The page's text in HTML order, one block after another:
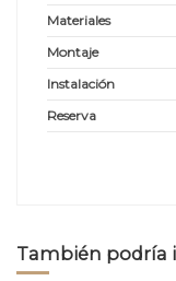
Materiales
Montaje
Instalación
Reserva
También podría